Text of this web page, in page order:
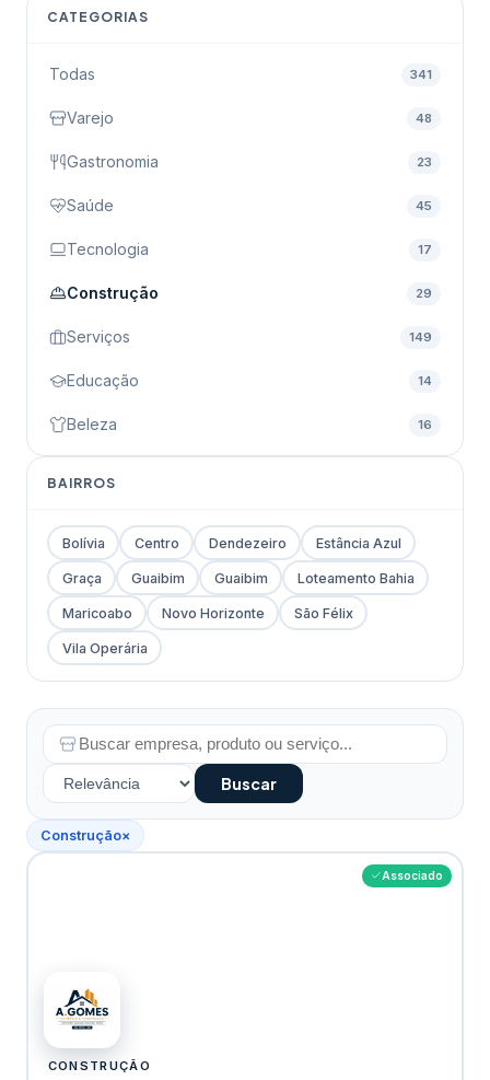
CATEGORIAS
Todas 341
Varejo 48
Gastronomia 23
Saúde 45
Tecnologia 17
Construção 29
Serviços 149
Educação 14
Beleza 16
BAIRROS
Bolívia Centro Dendezeiro Estância Azul
Graça Guaibim Guaibim Loteamento Bahia
Maricoabo Novo Horizonte São Félix
Vila Operária
Buscar
Construção×
Associado
CONSTRUÇÃO